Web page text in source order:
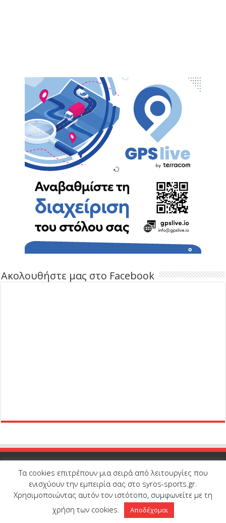
Ακολουθήστε μας στο Facebook
© Copyright 2026, All Rights Reserved |Syros-Sports.gr
| Proudly
developed and hosted byOnedot
Τα cookies επιτρέπουν μια σειρά από λειτουργίες που
ενισχύουν την εμπειρία σας στο syros-sports.gr.
Χρησιμοποιώντας αυτόν τον ιστότοπο, συμφωνείτε με τη
χρήση των cookies.
Αποδέχομαι